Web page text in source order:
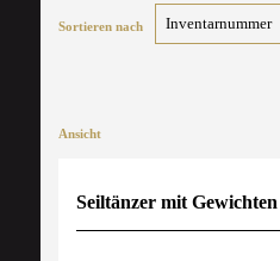
Sortieren nach
Ansicht
Seiltänzer mit Gewichten